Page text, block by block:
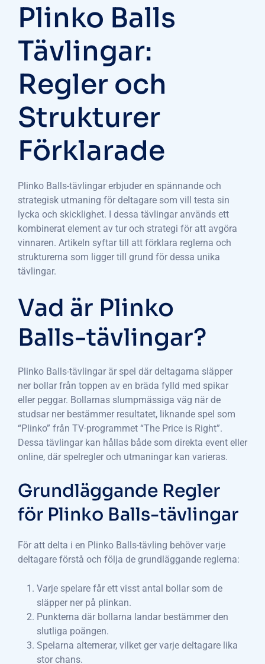
Plinko Balls
Tävlingar:
Regler och
Strukturer
Förklarade
Plinko Balls-tävlingar erbjuder en spännande och
strategisk utmaning för deltagare som vill testa sin
lycka och skicklighet. I dessa tävlingar används ett
kombinerat element av tur och strategi för att avgöra
vinnaren. Artikeln syftar till att förklara reglerna och
strukturerna som ligger till grund för dessa unika
tävlingar.
Vad är Plinko
Balls-tävlingar?
Plinko Balls-tävlingar är spel där deltagarna släpper
ner bollar från toppen av en bräda fylld med spikar
eller peggar. Bollarnas slumpmässiga väg när de
studsar ner bestämmer resultatet, liknande spel som
“Plinko” från TV-programmet “The Price is Right”.
Dessa tävlingar kan hållas både som direkta event eller
online, där spelregler och utmaningar kan varieras.
Grundläggande Regler
för Plinko Balls-tävlingar
För att delta i en Plinko Balls-tävling behöver varje
deltagare förstå och följa de grundläggande reglerna:
Varje spelare får ett visst antal bollar som de
släpper ner på plinkan.
Punkterna där bollarna landar bestämmer den
slutliga poängen.
Spelarna alternerar, vilket ger varje deltagare lika
stor chans.